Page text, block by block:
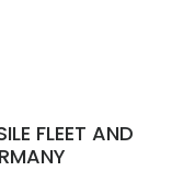
FLEET AND